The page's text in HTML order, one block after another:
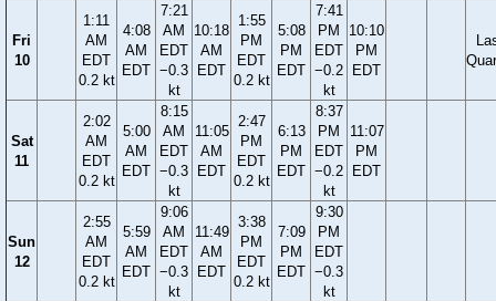
Fri
10
1:11
AM
EDT
0.2 kt
4:08
AM
EDT
7:21
AM
EDT
−0.3
kt
10:18
AM
EDT
1:55
PM
EDT
0.2 kt
5:08
PM
EDT
7:41
PM
EDT
−0.2
kt
10:10
PM
EDT
Sat
11
2:02
AM
EDT
0.2 kt
5:00
AM
EDT
8:15
AM
EDT
−0.3
kt
11:05
AM
EDT
2:47
PM
EDT
0.2 kt
6:13
PM
EDT
8:37
PM
EDT
−0.2
kt
11:07
PM
EDT
Sun
12
2:55
AM
EDT
0.2 kt
5:59
AM
EDT
9:06
AM
EDT
−0.3
kt
11:49
AM
EDT
3:38
PM
EDT
0.2 kt
7:09
PM
EDT
9:30
PM
EDT
−0.3
kt